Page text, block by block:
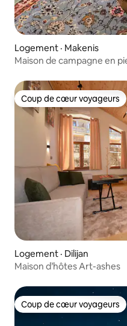
Logement · Makenis
Maison de campagne en
Coup de cœur voyageurs
Coup de cœur voyageurs
Logement · Dilijan
Maison d’hôtes Art-ashes
Coup de cœur voyageurs
Coup de cœur voyageurs